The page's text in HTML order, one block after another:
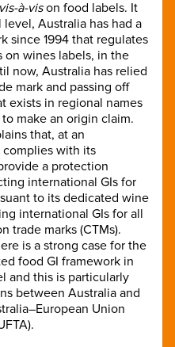
vis-à-vison food labels. It
Australia has had a
since 1994 that regulates
on wines labels, in the
now, Australia has relied
mark and passing off
exists in regional names
make an origin claim.
that, at an
with its
a protection
international GIs for
to its dedicated wine
international GIs for all
trade marks (CTMs).
is a strong case for the
food GI framework in
and this is particularly
between Australia and
Union